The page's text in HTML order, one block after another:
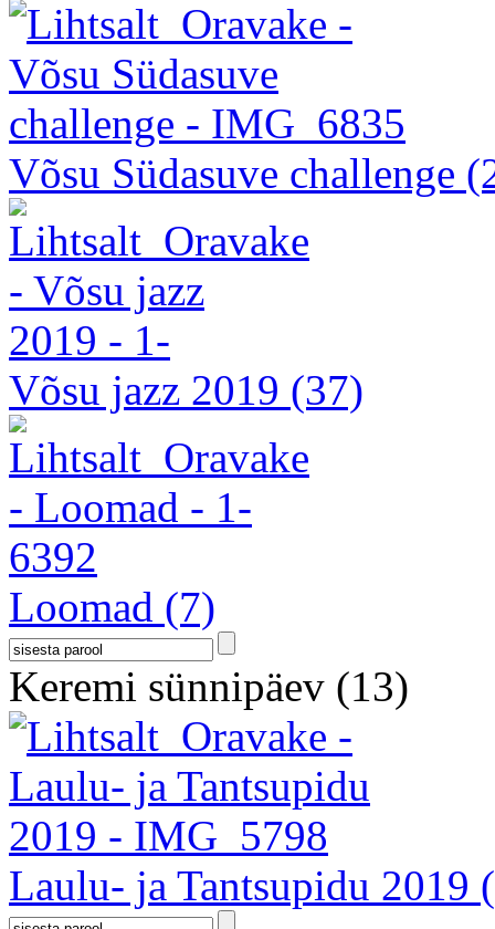
Võsu Südasuve challenge
Võsu jazz 2019 (37)
Loomad (7)
Keremi sünnipäev (13)
Laulu- ja Tantsupidu 2019